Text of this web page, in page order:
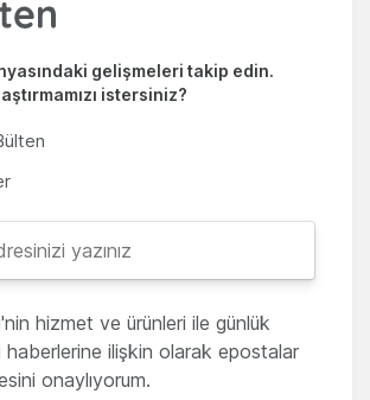
gelişmeleri takip edin.
istersiniz?
hizmet ve ürünleri ile günlük
haberlerine ilişkin olarak epostalar
onaylıyorum.